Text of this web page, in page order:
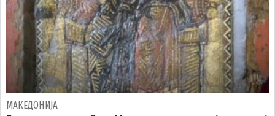
МАКЕДОНИЈА